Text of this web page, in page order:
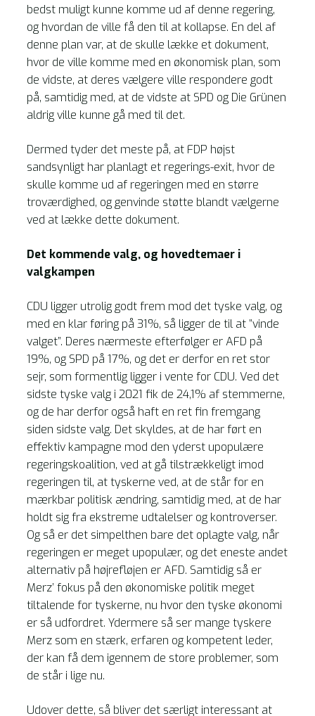
bedst muligt kunne komme ud af denne regering,
og hvordan de ville få den til at kollapse. En del af
denne plan var, at de skulle lække et dokument,
hvor de ville komme med en økonomisk plan, som
de vidste, at deres vælgere ville respondere godt
på, samtidig med, at de vidste at SPD og Die Grünen
aldrig ville kunne gå med til det.
Dermed tyder det meste på, at FDP højst
sandsynligt har planlagt et regerings-exit, hvor de
skulle komme ud af regeringen med en større
troværdighed, og genvinde støtte blandt vælgerne
ved at lække dette dokument.
Det kommende valg, og hovedtemaer i
valgkampen
CDU ligger utrolig godt frem mod det tyske valg, og
med en klar føring på 31%, så ligger de til at ”vinde
valget”. Deres nærmeste efterfølger er AFD på
19%, og SPD på 17%, og det er derfor en ret stor
sejr, som formentlig ligger i vente for CDU. Ved det
sidste tyske valg i 2021 fik de 24,1% af stemmerne,
og de har derfor også haft en ret fin fremgang
siden sidste valg. Det skyldes, at de har ført en
effektiv kampagne mod den yderst upopulære
regeringskoalition, ved at gå tilstrækkeligt imod
regeringen til, at tyskerne ved, at de står for en
mærkbar politisk ændring, samtidig med, at de har
holdt sig fra ekstreme udtalelser og kontroverser.
Og så er det simpelthen bare det oplagte valg, når
regeringen er meget upopulær, og det eneste andet
alternativ på højrefløjen er AFD. Samtidig så er
Merz’ fokus på den økonomiske politik meget
tiltalende for tyskerne, nu hvor den tyske økonomi
er så udfordret. Ydermere så ser mange tyskere
Merz som en stærk, erfaren og kompetent leder,
der kan få dem igennem de store problemer, som
de står i lige nu.
Udover dette, så bliver det særligt interessant at